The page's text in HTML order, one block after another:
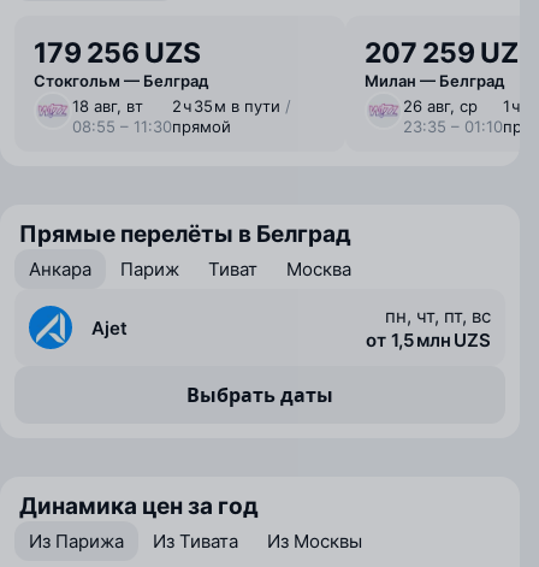
179 256 UZS
Стокгольм — Белград
18 авг, вт
08:55 – 11:30
2 ⁠ч 35 ⁠м в пути /
прямой
207 259 UZS
Милан — Белград
26 авг, ср
23:35 – 01:10
1 ⁠ч
Прямые перелёты в Белград
Анкара Париж Тиват Москва
Ajet
пн, чт, пт, вс
от 1,5 млн UZS
Выбрать даты
Динамика цен за год
Из Парижа Из Тивата
Из Москвы